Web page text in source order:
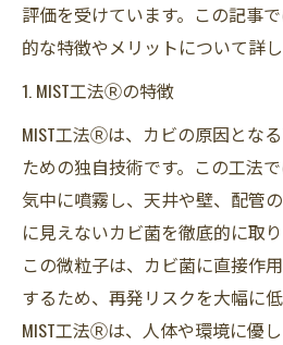
評価を受けています。この記事
的な特徴やメリットについて詳し
1. MIST工法Ⓡの特徴
MIST工法Ⓡは、カビの原因とな
ための独自技術です。この工法
気中に噴霧し、天井や壁、配管
に見えないカビ菌を徹底的に取
この微粒子は、カビ菌に直接作
するため、再発リスクを大幅に
MIST工法Ⓡは、人体や環境に優